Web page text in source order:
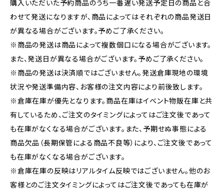
購入いただいた予約商品のうち一番遅い発送予定日の商品と合
わせて発送になりますが、商品によってはそれぞれの商品発送日
が異なる場合がございます。予めご了承ください。
※商品の発送は商品によって複数個口になる場合がございます。
また、発送日が異なる場合がございます。予めご了承ください。
※商品の発送は決済順ではございません。発送倉庫現地の環境
状況や発送準備内容、お客様の注文内容により前後致します。
※倉庫在庫が優先となります。商品在庫はイベント物販在庫と共
有しているため、ご注文のタイミングによってはご注文後であって
も在庫がなくなる場合がございます。また、予期せぬ事態による
商品欠品（長期保管による商品不良等）により、ご注文後であって
も在庫がなくなる場合がございます。
※倉庫在庫の反映はリアルタイム反映ではございません。他のお
客様とのご注文タイミングによってはご注文後であっても在庫が